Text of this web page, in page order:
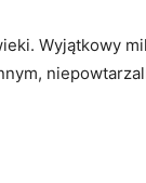
Wyjątkowy